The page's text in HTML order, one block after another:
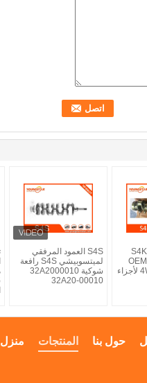
S4S العمود المرفقي
لميتسوبيشي S4S رافعة
شوكية 32A2000010
32A20-00010
الصلب المسامير S4K
الصلب المسامير OEM
4W3989 4W3579 لأجزاء
حول بنا المنتجات منزل